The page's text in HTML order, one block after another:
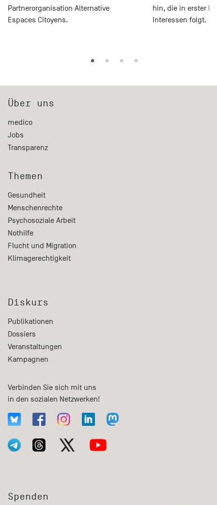
Partnerorganisation Alternative
Espaces Citoyens.
hin, die in erster
Interessen folgt.
Über uns
medico
Jobs
Transparenz
Themen
Gesundheit
Menschenrechte
Psychosoziale Arbeit
Nothilfe
Flucht und Migration
Klimagerechtigkeit
Diskurs
Publikationen
Dossiers
Veranstaltungen
Kampagnen
Verbinden Sie sich mit uns
in den sozialen Netzwerken!
Spenden